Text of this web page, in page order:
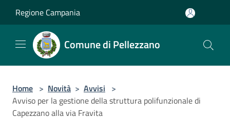
Regione Campania
Comune di Pellezzano
Home > Novità > Avvisi >
Avviso per la gestione della struttura polifunzionale di
Capezzano alla via Fravita